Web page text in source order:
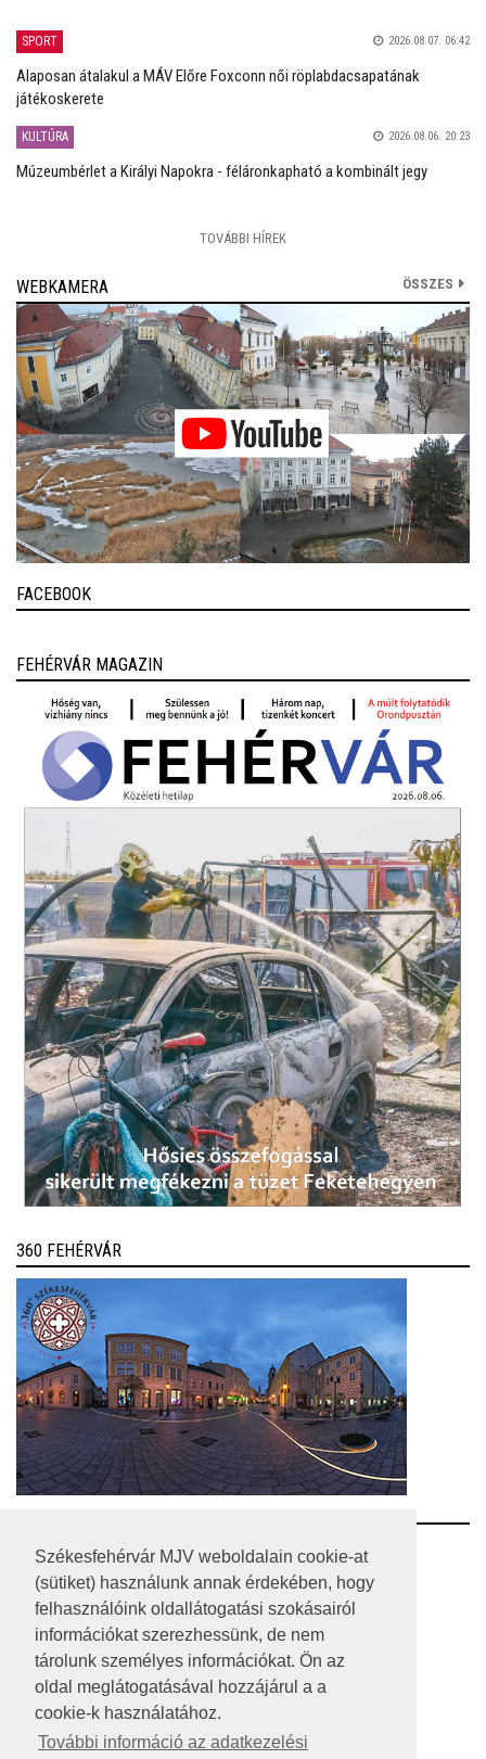
Székesfehérvár MJV weboldalain cookie-at
(sütiket) használunk annak érdekében, hogy
felhasználóink oldallátogatási szokásairól
információkat szerezhessünk, de nem
tárolunk személyes információkat. Ön az
oldal meglátogatásával hozzájárul a a
cookie-k használatához.
További információ az adatkezelési
SPORT 2026.08.07. 06:42
Alaposan átalakul a MÁV Előre Foxconn női röplabdacsapatának
játékoskerete
KULTÚRA 2026.08.06. 20:23
Múzeumbérlet a Királyi Napokra - féláronkapható a kombinált jegy
TOVÁBBI HÍREK
WEBKAMERA ÖSSZES
FACEBOOK
FEHÉRVÁR MAGAZIN
360 FEHÉRVÁR
RSS
A HONLAP 2017.03.31-I ÁLLAPOTA
JOGI NYILATKOZAT
IMPRESSZUM